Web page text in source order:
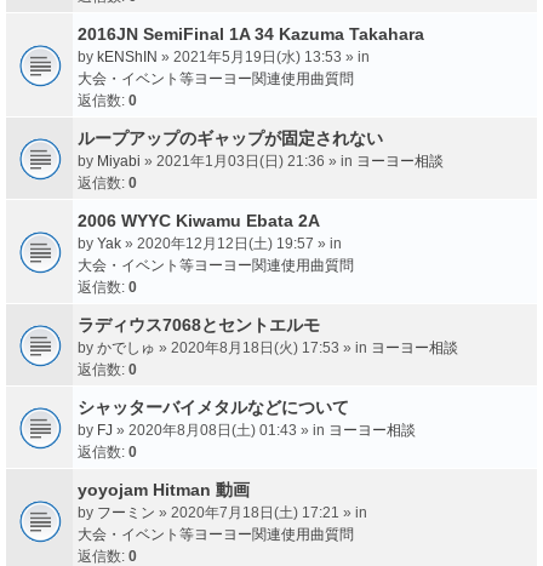
2016JN SemiFinal 1A 34 Kazuma Takahara
by kENShIN » 2021年5月19日(水) 13:53 » in
大会・イベント等ヨーヨー関連使用曲質問
返信数: 0
ループアップのギャップが固定されない
by Miyabi » 2021年1月03日(日) 21:36 » in ヨーヨー相談
返信数: 0
2006 WYYC Kiwamu Ebata 2A
by Yak » 2020年12月12日(土) 19:57 » in
大会・イベント等ヨーヨー関連使用曲質問
返信数: 0
ラディウス7068とセントエルモ
by かでしゅ » 2020年8月18日(火) 17:53 » in ヨーヨー相談
返信数: 0
シャッターバイメタルなどについて
by FJ » 2020年8月08日(土) 01:43 » in ヨーヨー相談
返信数: 0
yoyojam Hitman 動画
by フーミン » 2020年7月18日(土) 17:21 » in
大会・イベント等ヨーヨー関連使用曲質問
返信数: 0